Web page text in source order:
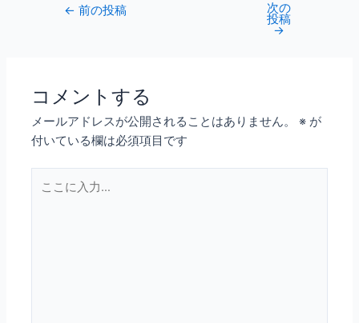
← 前の投稿 次の
投稿
→
コメントする
メールアドレスが公開されることはありません。 ※ が
付いている欄は必須項目です
こ